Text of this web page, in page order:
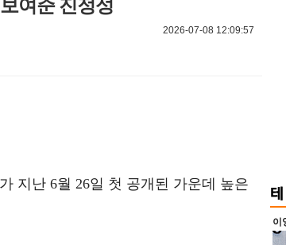
여준 진정성
2026-07-08 12:09:57
지난 6월 26일 첫 공개된 가운데 높은
이